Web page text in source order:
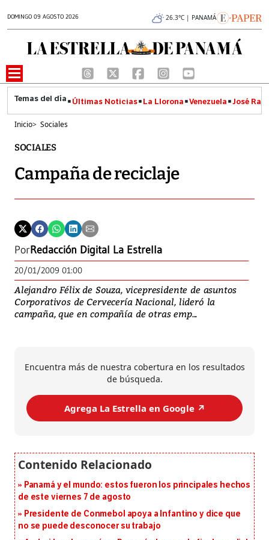
DOMINGO 09 AGOSTO 2026 26.3°C | PANAMÁ
Últimas Noticias La Llorona Venezuela José
Inicio> Sociales
SOCIALES
Campaña de reciclaje
PorRedacción Digital La Estrella
20/01/2009 01:00
Alejandro Félix de Souza, vicepresidente de asuntos
Corporativos de Cervecería Nacional, lideró la
campaña, que en compañía de otras emp...
Encuentra más de nuestra cobertura en los resultados
de búsqueda.
Agrega La Estrella en Google ↗️
Panamá y el mundo: estos fueron los principales hechos
de este viernes 7 de agosto
Presidente de Conmebol apoya a Infantino y dice que
no se puede desconocer su trabajo